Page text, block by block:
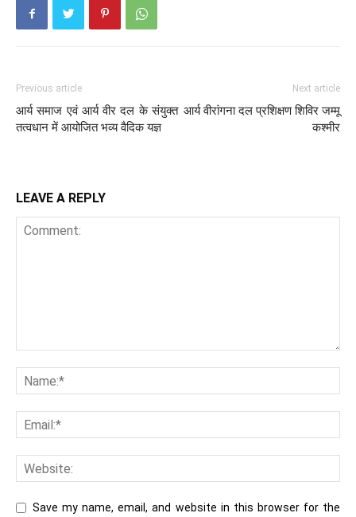
Previous article
आर्य समाज एवं आर्य वीर दल के संयुक्त
तत्वधान में आयोजित भव्य वैदिक यज्ञ
Next article
आर्य वीरांगना दल प्रशिक्षण शिविर जम्मू
कश्मीर
LEAVE A REPLY
Save my name, email, and website in this browser for the